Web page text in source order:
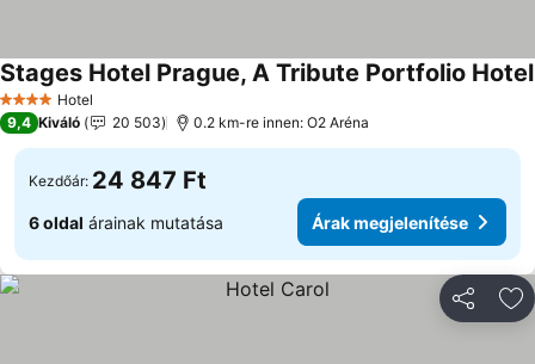
4 KategóriaHotel
Stages Hotel Prague, A Tribute Portfolio Hotel
9,4 Kiváló 20 503 0.2 km-re innen: O2 Aréna
Kezdőár: 24 847 Ft
6 oldal árainak mutatása Árak megjelenítése